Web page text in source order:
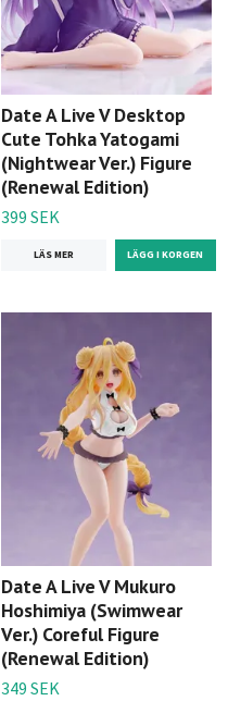
Date A Live V Desktop
Cute Tohka Yatogami
(Nightwear Ver.) Figure
(Renewal Edition)
399 SEK
LÄS MER
Date A Live V Mukuro
Hoshimiya (Swimwear
Ver.) Coreful Figure
(Renewal Edition)
349 SEK